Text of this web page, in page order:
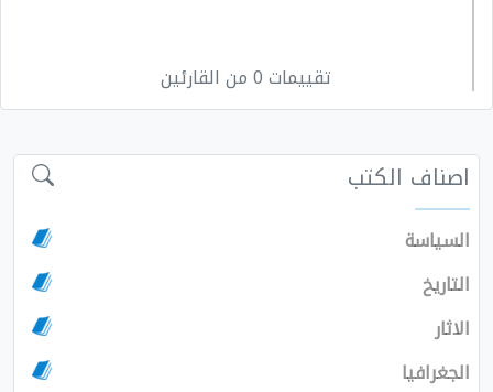
تقييمات 0 من القارئين
اصناف الكتب
السياسة
التاريخ
الاثار
الجغرافيا